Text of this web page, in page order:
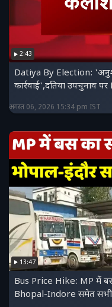
2:43
Datiya By Election:
कार्रवाई',दतिया उपचुनाव
अगस्त 06, 2026 15:34 pm IST
13:47
Bus Price Hike: MP में
Bhopal-Indore समेत